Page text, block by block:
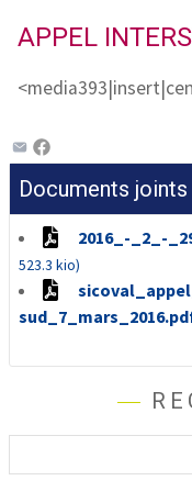
APPEL
Documents joints
2016_-_2_-
523.3 kio)